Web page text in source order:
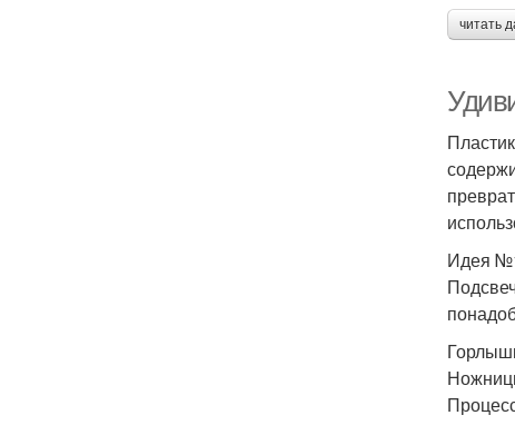
читать
Идея